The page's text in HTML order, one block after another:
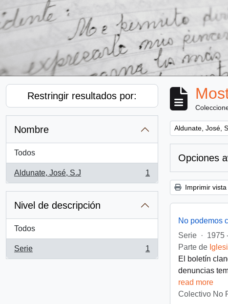
Restringir resultados por:
Nombre
Todos
Aldunate, José, S.J
, 1 resultados
1
Nivel de descripción
Todos
Serie
, 1 resultados
1
Remove filter:
Aldunate, José,
Opciones
Imprimir vista
No podemos
Serie · 1975
Parte de
El boletín
denuncias
read more
Colectivo No